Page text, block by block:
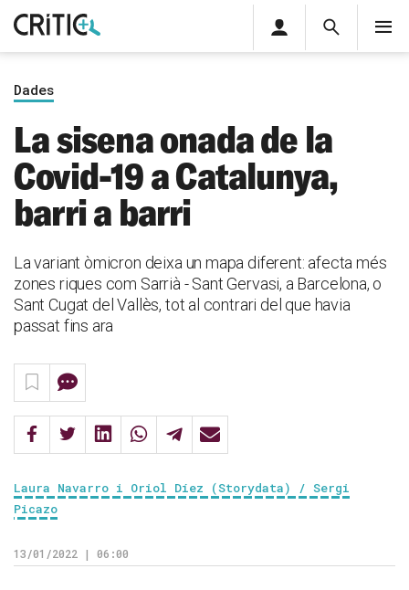
Cerca
privada
Inicia sessió
Dades
La sisena onada de la
Covid-19 a Catalunya,
barri a barri
La variant òmicron deixa un mapa diferent: afecta més
zones riques com Sarrià - Sant Gervasi, a Barcelona, o
Sant Cugat del Vallès, tot al contrari del que havia
passat fins ara
Laura Navarro i Oriol Díez (Storydata) / Sergi
Picazo
13/01/2022 | 06:00